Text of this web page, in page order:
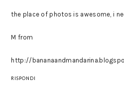
the place of photos is awesome, i
M from
http://
RISPONDI